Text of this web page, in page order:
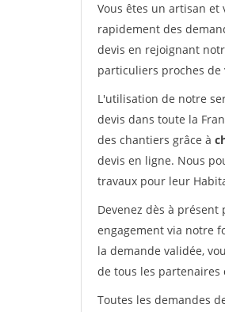
Vous êtes un artisan et
rapidement des
devis en rejoignant
particuliers proches
L'utilisation de notre
devis dans toute la
des chantiers grâce à
devis en ligne. Nous
travaux pour leur
Devenez dès à
engagement via notre
la demande validée,
de tous les partenaires
Toutes les demandes